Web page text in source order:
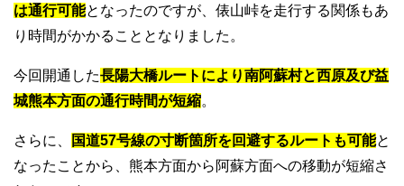
は通行可能となったのですが、俵山峠を走行する関係もあ
り時間がかかることとなりました。
今回開通した長陽大橋ルートにより南阿蘇村と西原及び益
城熊本方面の通行時間が短縮。
さらに、 国道57号線の寸断箇所を回避するルートも可能と
なったことから、熊本方面から阿蘇方面への移動が短縮さ